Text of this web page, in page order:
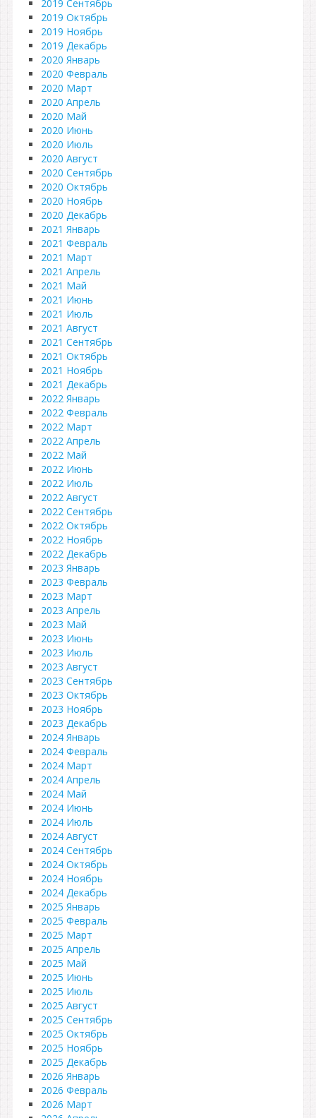
2019 Сентябрь
2019 Октябрь
2019 Ноябрь
2019 Декабрь
2020 Январь
2020 Февраль
2020 Март
2020 Апрель
2020 Май
2020 Июнь
2020 Июль
2020 Август
2020 Сентябрь
2020 Октябрь
2020 Ноябрь
2020 Декабрь
2021 Январь
2021 Февраль
2021 Март
2021 Апрель
2021 Май
2021 Июнь
2021 Июль
2021 Август
2021 Сентябрь
2021 Октябрь
2021 Ноябрь
2021 Декабрь
2022 Январь
2022 Февраль
2022 Март
2022 Апрель
2022 Май
2022 Июнь
2022 Июль
2022 Август
2022 Сентябрь
2022 Октябрь
2022 Ноябрь
2022 Декабрь
2023 Январь
2023 Февраль
2023 Март
2023 Апрель
2023 Май
2023 Июнь
2023 Июль
2023 Август
2023 Сентябрь
2023 Октябрь
2023 Ноябрь
2023 Декабрь
2024 Январь
2024 Февраль
2024 Март
2024 Апрель
2024 Май
2024 Июнь
2024 Июль
2024 Август
2024 Сентябрь
2024 Октябрь
2024 Ноябрь
2024 Декабрь
2025 Январь
2025 Февраль
2025 Март
2025 Апрель
2025 Май
2025 Июнь
2025 Июль
2025 Август
2025 Сентябрь
2025 Октябрь
2025 Ноябрь
2025 Декабрь
2026 Январь
2026 Февраль
2026 Март